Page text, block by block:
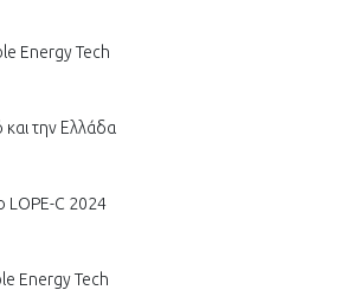
Energy Tech
και την Ελλάδα
LOPE-C 2024
Energy Tech